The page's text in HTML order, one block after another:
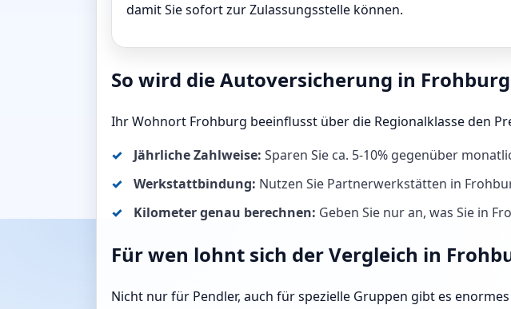
damit Sie sofort zur Zulassungsstelle können.
So wird die Autoversicherung in
Ihr Wohnort Frohburg beeinflusst über die Regionalklasse den
Jährliche Zahlweise: Sparen Sie ca. 5-10% gegenüber
Werkstattbindung: Nutzen Sie Partnerwerkstätten in
Kilometer genau berechnen: Geben Sie nur an, was Sie in
Für wen lohnt sich der Vergleich in
Nicht nur für Pendler, auch für spezielle Gruppen gibt es